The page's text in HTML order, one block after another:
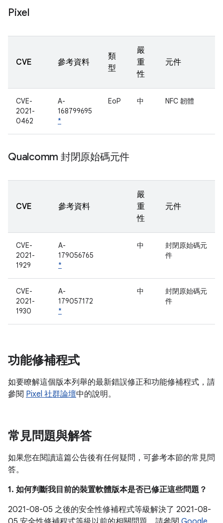
Pixel
CVE 參考資料
類
型
嚴
重
性
元件
CVE-
2021-
0462
A-
168799695
*
EoP 中 NFC 韌體
Qualcomm 封閉原始碼元件
CVE 參考資料
嚴
重
性
元件
CVE-
2021-
1929
A-
179056765
*
中
封閉原始碼元
件
CVE-
2021-
1930
A-
179057172
*
中
封閉原始碼元
件
功能修補程式
如要瞭解這個版本列舉的最新錯誤修正和功能修補程式，請
參閱 Pixel 社群論壇中的說明。
常見問題與解答
如果您在閱讀這篇公告後有任何疑問，可參考本節的常見問
答。
1. 如何判斷我目前的裝置軟體版本是否已修正這些問題？
2021-08-05 之後的安全性修補程式等級解決了 2021-08-